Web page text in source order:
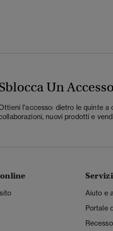
Un
l'accesso: dietro le quinte a
nuovi prodotti e
Aiuto e
Portale